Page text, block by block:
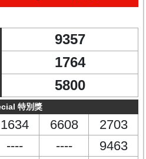
9357
1764
5800
特別獎
1634 6608
2703
---- ----
9463